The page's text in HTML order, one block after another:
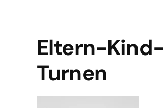
Eltern-Kind-
Turnen